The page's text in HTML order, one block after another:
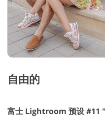
自由的
富士 Lightroom 预设 #11